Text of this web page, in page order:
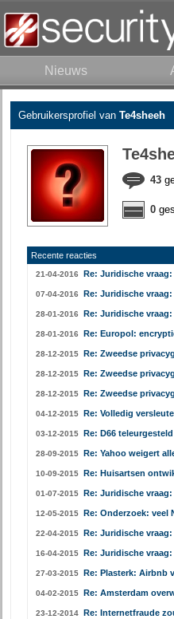
Nieuws
Gebruikersprofiel van Te4sheeh
43
0
Recente reacties
21-04-2016 Re: Juridische
07-04-2016 Re: Juridische
28-01-2016 Re: Juridische
28-01-2016 Re: Europol:
28-12-2015 Re: Zweedse
28-12-2015 Re: Zweedse
28-12-2015 Re: Zweedse
04-12-2015 Re: Volledig
03-12-2015 Re: D66
28-09-2015 Re: Yahoo weigert
10-09-2015 Re: Huisartsen
01-07-2015 Re: Juridische vraag:
12-05-2015 Re: Onderzoek: veel
22-04-2015 Re: Juridische
16-04-2015 Re: Juridische
27-03-2015 Re: Plasterk: Airbnb
04-02-2015 Re: Amsterdam
23-12-2014 Re: Internetfraude